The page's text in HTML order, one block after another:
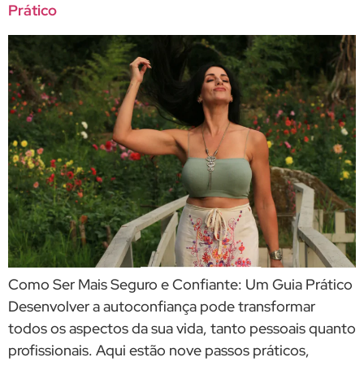
Prático
Como Ser Mais Seguro e Confiante: Um Guia Prático
Desenvolver a autoconfiança pode transformar
todos os aspectos da sua vida, tanto pessoais quanto
profissionais. Aqui estão nove passos práticos,